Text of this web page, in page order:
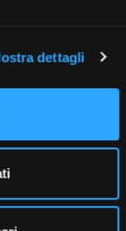
dettagli